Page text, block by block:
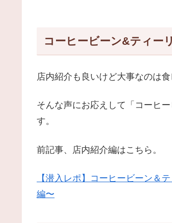
コーヒービーン&ティー
店内紹介も良いけど大事なのは食
そんな声にお応えして「コーヒ
す。
前記事、店内紹介編はこちら。
【潜入レポ】コーヒービーン
編〜